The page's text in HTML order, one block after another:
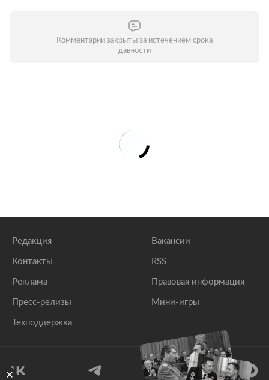
Комментарии закрыты за истечением срока
давности
Редакция
Контакты
Реклама
Пресс-релизы
Техподдержка
Вакансии
RSS
Правовая информация
Мини-игры